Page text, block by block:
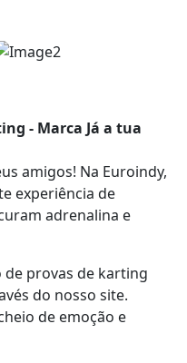
- Marca Já a tua
amigos! Na Euroindy,
experiência de
adrenalina e
de provas de karting
do nosso site.
de emoção e